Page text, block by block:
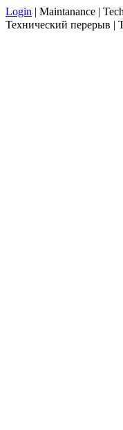
Login | Maintanance |
Технический перерыв |